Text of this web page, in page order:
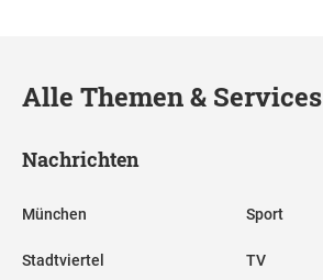
Alle Themen & Services
Nachrichten
München
Stadtviertel
Sport
TV